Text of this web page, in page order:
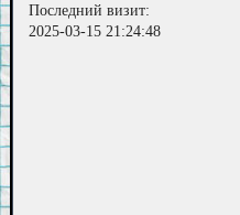
Последний визит:
2025-03-15 21:24:48